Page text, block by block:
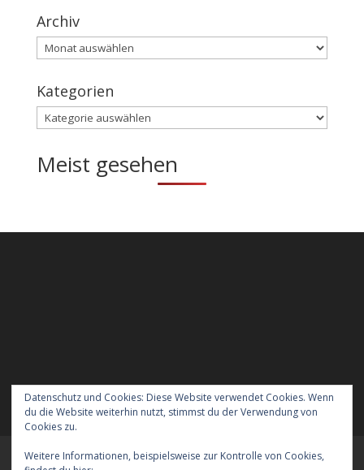
Archiv
Archiv
Kategorien
Kategorien
Meist gesehen
Datenschutz und Cookies: Diese Website verwendet Cookies. Wenn
du die Website weiterhin nutzt, stimmst du der Verwendung von
Cookies zu.
Weitere Informationen, beispielsweise zur Kontrolle von Cookies,
Meraner Höhenweg wandern mit Hund